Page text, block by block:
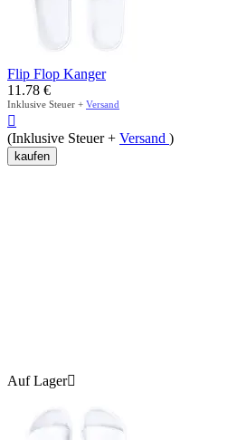
Flip Flop Kanger
11.78 €
Inklusive Steuer + Versand

(Inklusive Steuer + Versand )
kaufen
Auf Lager